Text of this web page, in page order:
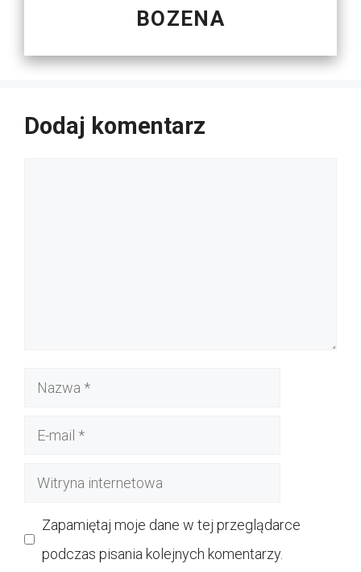
BOZENA
Dodaj komentarz
Nazwa
Witryna
Zapamiętaj moje dane w tej przeglądarce
podczas pisania kolejnych komentarzy.